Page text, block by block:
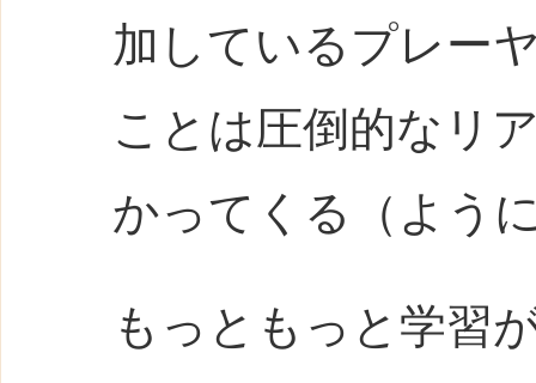
加しているプレー
ことは圧倒的なリ
かってくる（よう
もっともっと学習